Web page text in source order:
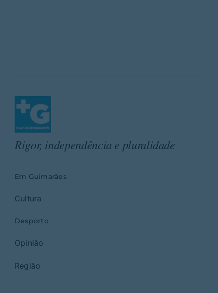
Rigor, independência e pluralidade
Em Guimarães
Cultura
Desporto
Opinião
Região